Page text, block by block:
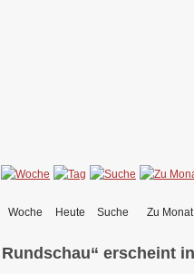
Woche Heute Suche Zu Monat
erscheint